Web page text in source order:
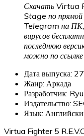
Скачать Virtua
Stage по прямой
Telegram на ПК,
вирусов
последнюю
можно по
Дата выпуска:
Жанр: Аркада
Разработчик:
Издательство:
Язык:
Virtua Fighter 5